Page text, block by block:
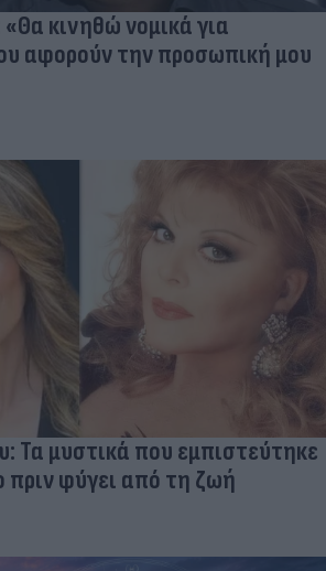
κινηθώ νομικά για
αφορούν την προσωπική μου
Τα μυστικά που εμπιστεύτηκε
πριν φύγει από τη ζωή